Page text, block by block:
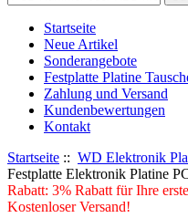
Startseite
Neue Artikel
Sonderangebote
Festplatte Platine
Zahlung und Versand
Kundenbewertungen
Kontakt
Startseite :: WD Elektronik
Festplatte Elektronik Platine
Rabatt: 3% Rabatt für Ihre
Kostenloser Versand!